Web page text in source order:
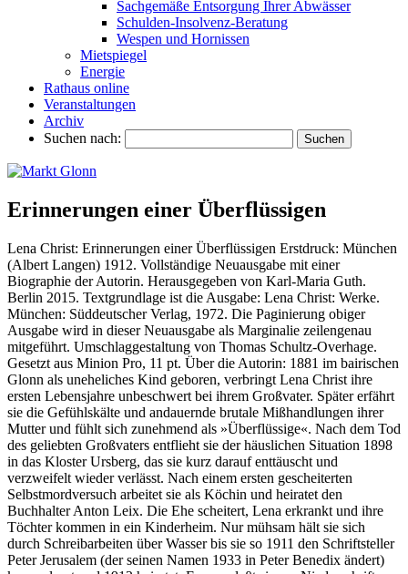
Sachgemäße Entsorgung Ihrer Abwässer
Schulden-Insolvenz-Beratung
Wespen und Hornissen
Mietspiegel
Energie
Rathaus online
Veranstaltungen
Archiv
Suchen nach:
Erinnerungen einer Überflüssigen
Lena Christ: Erinnerungen einer Überflüssigen Erstdruck: München
(Albert Langen) 1912. Vollständige Neuausgabe mit einer
Biographie der Autorin. Herausgegeben von Karl-Maria Guth.
Berlin 2015. Textgrundlage ist die Ausgabe: Lena Christ: Werke.
München: Süddeutscher Verlag, 1972. Die Paginierung obiger
Ausgabe wird in dieser Neuausgabe als Marginalie zeilengenau
mitgeführt. Umschlaggestaltung von Thomas Schultz-Overhage.
Gesetzt aus Minion Pro, 11 pt. Über die Autorin: 1881 im bairischen
Glonn als uneheliches Kind geboren, verbringt Lena Christ ihre
ersten Lebensjahre unbeschwert bei ihrem Großvater. Später erfährt
sie die Gefühlskälte und andauernde brutale Mißhandlungen ihrer
Mutter und fühlt sich zunehmend als »Überflüssige«. Nach dem Tod
des geliebten Großvaters entflieht sie der häuslichen Situation 1898
in das Kloster Ursberg, das sie kurz darauf enttäuscht und
verzweifelt wieder verlässt. Nach einem ersten gescheiterten
Selbstmordversuch arbeitet sie als Köchin und heiratet den
Buchhalter Anton Leix. Die Ehe scheitert, Lena erkrankt und ihre
Töchter kommen in ein Kinderheim. Nur mühsam hält sie sich
durch Schreibarbeiten über Wasser bis sie so 1911 den Schriftsteller
Peter Jerusalem (der seinen Namen 1933 in Peter Benedix ändert)